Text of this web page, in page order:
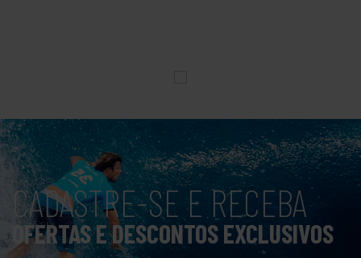
CADASTRE-SE E RECEBA
OFERTAS E DESCONTOS EXCLUSIVOS